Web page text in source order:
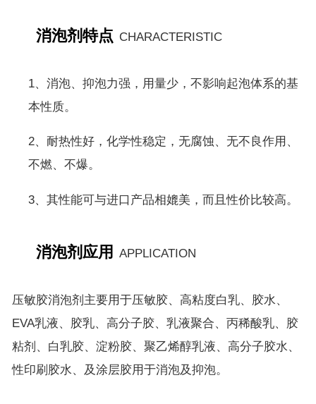
消泡剂特点 CHARACTERISTIC
1、消泡、抑泡力强，用量少，不影响起泡体系的基
本性质。
2、耐热性好，化学性稳定，无腐蚀、无不良作用、
不燃、不爆。
3、其性能可与进口产品相媲美，而且性价比较高。
消泡剂应用 APPLICATION
压敏胶消泡剂主要用于压敏胶、高粘度白乳、胶水、
EVA乳液、胶乳、高分子胶、乳液聚合、丙稀酸乳、胶
粘剂、白乳胶、淀粉胶、聚乙烯醇乳液、高分子胶水、
性印刷胶水、及涂层胶用于消泡及抑泡。